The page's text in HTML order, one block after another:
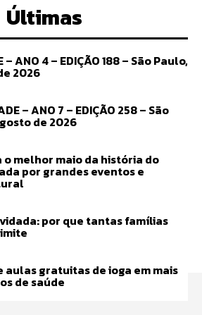
Últimas
– ANO 4 – EDIÇÃO 188 – São Paulo,
2026
– ANO 7 – EDIÇÃO 258 – São
de 2026
melhor maio da história do
por grandes eventos e
por que tantas famílias
gratuitas de ioga em mais
de saúde